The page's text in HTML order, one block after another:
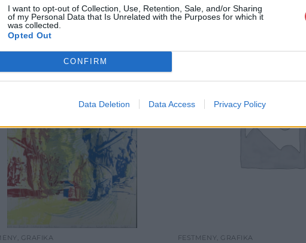
I want to opt-out of Collection, Use, Retention, Sale, and/or Sharing
of my Personal Data that Is Unrelated with the Purposes for which it
was collected.
Opted Out
CONFIRM
Data Deletion Data Access Privacy Policy
GRAFIKA FESTMÉNY, GRAFIKA